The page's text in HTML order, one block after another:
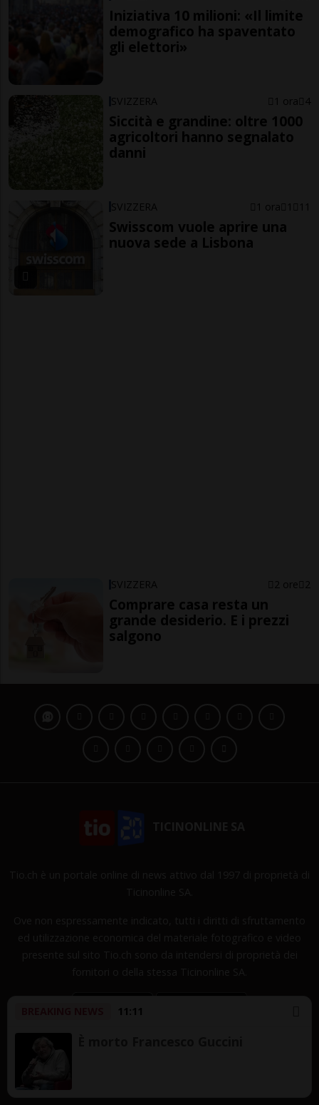
11:11
Iniziativa 10 milioni: «Il limite
demografico ha spaventato
gli elettori»
SVIZZERA 1 ora 4
Siccità e grandine: oltre 1000
agricoltori hanno segnalato
danni
SVIZZERA 1 ora 1 11
Swisscom vuole aprire una
nuova sede a Lisbona
SVIZZERA 2 ore 2
Comprare casa resta un
grande desiderio. E i prezzi
salgono
Copyright © 1997-2026 TicinOnline SA - Tutti i diritti